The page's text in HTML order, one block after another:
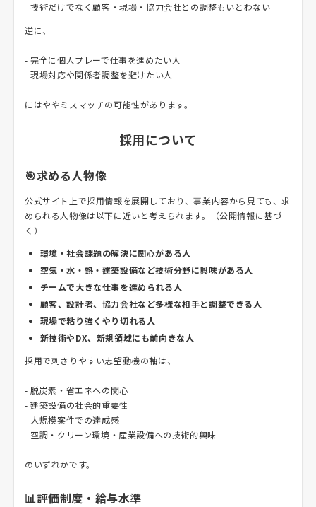
- 技術だけでなく顧客・現場・協力会社との調整もいとわない
逆に、
- 完全に個人プレーで仕事を進めたい人
- 現場対応や関係者調整を避けたい人
にはややミスマッチの可能性があります。
採用について
🎯求める人物像
公式サイト上で採用情報を展開しており、事業内容から見ても、求
められる人物像は以下に近いと考えられます。（公開情報に基づ
く）
環境・社会課題の解決に関心がある人
空気・水・熱・建築設備など技術分野に興味がある人
チームで大きな仕事を進められる人
顧客、設計者、協力会社など多様な相手と調整できる人
現場で粘り強くやり切れる人
新技術やDX、新規領域にも前向きな人
採用で刺さりやすい志望動機の軸は、
- 脱炭素・省エネへの関心
- 建築設備の社会的重要性
- 大規模案件での達成感
- 空調・クリーン環境・産業設備への技術的興味
のいずれかです。
📊評価制度・給与水準